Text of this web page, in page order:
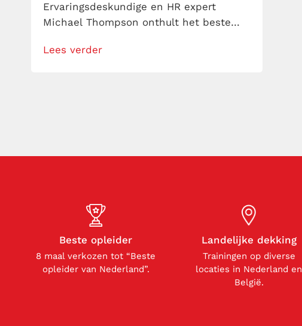
Ervaringsdeskundige en HR expert
Michael Thompson onthult het beste
sollicitatiegesprek is geen kruisverhoor
Lees verder
Beste opleider
8 maal verkozen tot “Beste
opleider van Nederland”.
Landelijke dekking
Trainingen op diverse
locaties in Nederland en
België.